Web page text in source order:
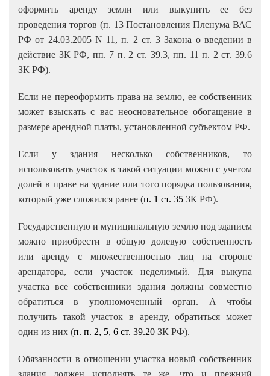
оформить аренду земли или выкупить ее без
проведения торгов (п. 13 Постановления Пленума ВАС
РФ от 24.03.2005 N 11, п. 2 ст. 3 Закона о введении в
действие ЗК РФ, пп. 7 п. 2 ст. 39.3, пп. 11 п. 2 ст. 39.6
ЗК РФ).
Если не переоформить права на землю, ее собственник
может взыскать с вас неосновательное обогащение в
размере арендной платы, установленной субъектом РФ.
Если у здания несколько собственников, то
использовать участок в такой ситуации можно с учетом
долей в праве на здание или того порядка пользования,
который уже сложился ранее (п. 1 ст. 35 ЗК РФ).
Государственную и муниципальную землю под зданием
можно приобрести в общую долевую собственность
или аренду с множественностью лиц на стороне
арендатора, если участок неделимый. Для выкупа
участка все собственники здания должны совместно
обратиться в уполномоченный орган. А чтобы
получить такой участок в аренду, обратиться может
один из них (п. п. 2, 5, 6 ст. 39.20 ЗК РФ).
Обязанности в отношении участка новый собственник
здания должен исполнять те же, что и прежний